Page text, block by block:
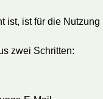
ist, ist für die
zwei Schritten: